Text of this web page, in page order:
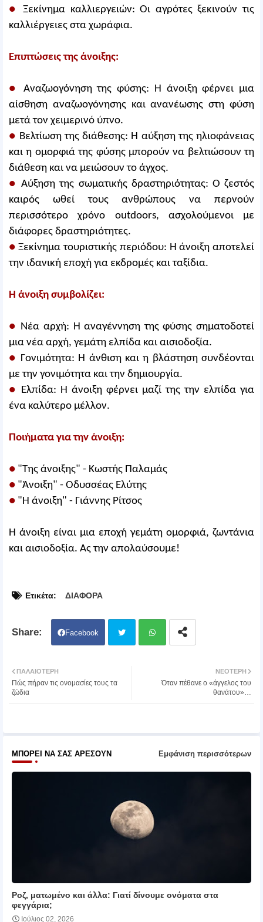
●Ξεκίνημα καλλιεργειών: Οι αγρότες ξεκινούν τις
καλλιέργειες στα χωράφια.
Επιπτώσεις της άνοιξης:
● Αναζωογόνηση της φύσης: Η άνοιξη φέρνει μια
αίσθηση αναζωογόνησης και ανανέωσης στη φύση
μετά τον χειμερινό ύπνο.
● Βελτίωση της διάθεσης: Η αύξηση της ηλιοφάνειας
και η ομορφιά της φύσης μπορούν να βελτιώσουν τη
διάθεση και να μειώσουν το άγχος.
●Αύξηση της σωματικής δραστηριότητας: Ο ζεστός
καιρός ωθεί τους ανθρώπους να περνούν
περισσότερο χρόνο outdoors, ασχολούμενοι με
διάφορες δραστηριότητες.
●Ξεκίνημα τουριστικής περιόδου: Η άνοιξη αποτελεί
την ιδανική εποχή για εκδρομές και ταξίδια.
Η άνοιξη συμβολίζει:
● Νέα αρχή: Η αναγέννηση της φύσης σηματοδοτεί
μια νέα αρχή, γεμάτη ελπίδα και αισιοδοξία.
● Γονιμότητα: Η άνθιση και η βλάστηση συνδέονται
με την γονιμότητα και την δημιουργία.
● Ελπίδα: Η άνοιξη φέρνει μαζί της την ελπίδα για
ένα καλύτερο μέλλον.
Ποιήματα για την άνοιξη:
● "Της άνοιξης" - Κωστής Παλαμάς
● "Άνοιξη" - Οδυσσέας Ελύτης
● "Η άνοιξη" - Γιάννης Ρίτσος
Η άνοιξη είναι μια εποχή γεμάτη ομορφιά, ζωντάνια
και αισιοδοξία. Ας την απολαύσουμε!
Ετικέτα: ΔΙΑΦΟΡΑ
Facebook
ΝΕΌΤΕΡΗ
Όταν πέθανε ο «άγγελος του
θανάτου»…
ΠΑΛΑΙΌΤΕΡΗ
Πώς πήραν τις ονομασίες τους τα
ζώδια
ΜΠΟΡΕΊ ΝΑ ΣΑΣ ΑΡΈΣΟΥΝ Εμφάνιση περισσότερων
Ροζ, ματωμένο και άλλα: Γιατί δίνουμε ονόματα στα
φεγγάρια;
Ιούλιος 02, 2026